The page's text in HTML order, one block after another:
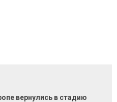
вернулись в стадию